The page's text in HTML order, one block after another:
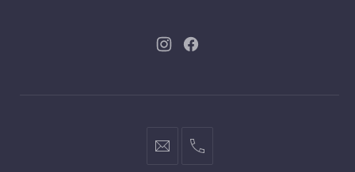
Νέο Νέο
info@cartoontoys.gr
+30